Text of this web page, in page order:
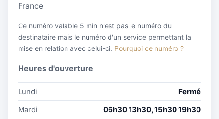
France
Ce numéro valable 5 min n'est pas le numéro du
destinataire mais le numéro d'un service permettant la
mise en relation avec celui-ci. Pourquoi ce numéro ?
Heures d'ouverture
Lundi
Fermé
Mardi
06h30 13h30, 15h30 19h30